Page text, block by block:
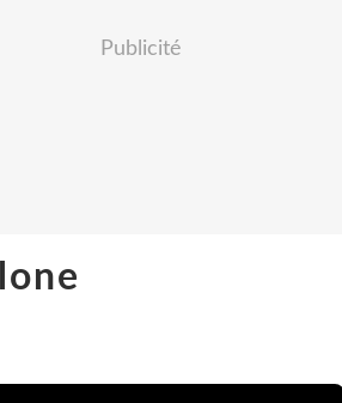
Publicité